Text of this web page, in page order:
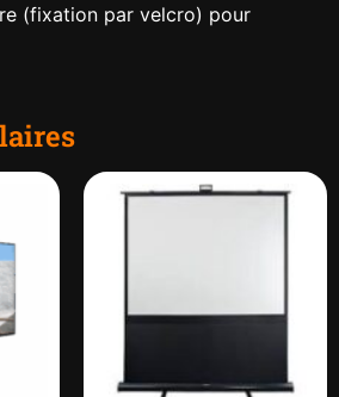
(fixation par velcro) pour